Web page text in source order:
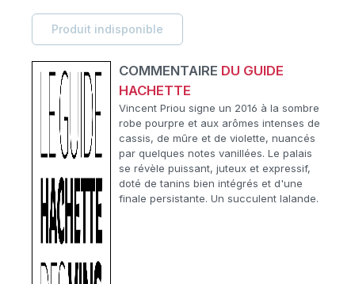
Produit indisponible
COMMENTAIRE DU GUIDE
HACHETTE
Vincent Priou signe un 2016 à la sombre
robe pourpre et aux arômes intenses de
cassis, de mûre et de violette, nuancés
par quelques notes vanillées. Le palais
se révèle puissant, juteux et expressif,
doté de tanins bien intégrés et d'une
finale persistante. Un succulent lalande.